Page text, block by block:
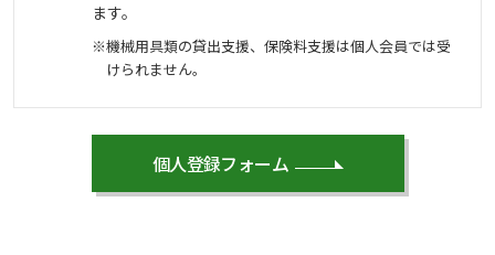
ます。
※機械用具類の貸出支援、保険料支援は個人会員では受
けられません。
個人登録フォーム